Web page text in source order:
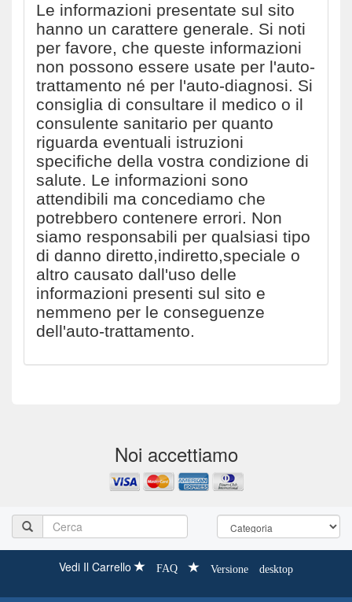
Le informazioni presentate sul sito
hanno un carattere generale. Si noti
per favore, che queste informazioni
non possono essere usate per l'auto-
trattamento né per l'auto-diagnosi. Si
consiglia di consultare il medico o il
consulente sanitario per quanto
riguarda eventuali istruzioni
specifiche della vostra condizione di
salute. Le informazioni sono
attendibili ma concediamo che
potrebbero contenere errori. Non
siamo responsabili per qualsiasi tipo
di danno diretto,indiretto,speciale o
altro causato dall'uso delle
informazioni presenti sul sito e
nemmeno per le conseguenze
dell'auto-trattamento.
Noi accettiamo
Vedi Il Carrello FAQ Versione desktop